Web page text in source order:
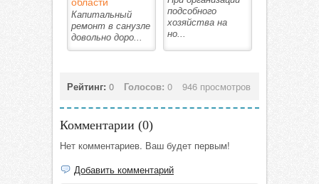
Капитальный
ремонт в санузле
довольно доро...
подсобного
хозяйства на
но...
Рейтинг: 0 Голосов: 0 946 просмотров
Комментарии (0)
Нет комментариев. Ваш будет первым!
Добавить комментарий